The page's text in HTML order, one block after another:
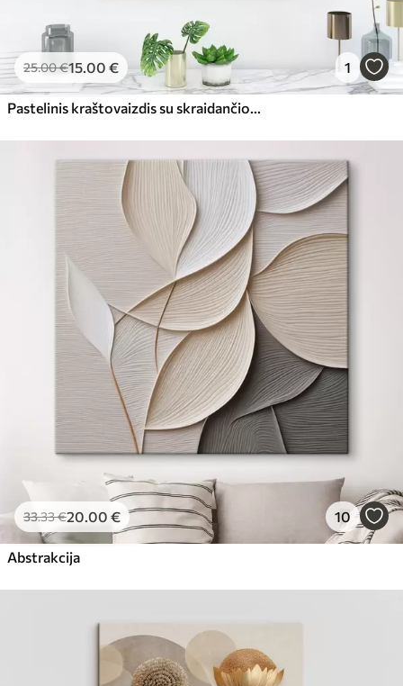
25.00€15.00 € 1
Pastelinis kraštovaizdis su skraidančiomis meldinėmis žuvimis
33.33€20.00 € 10
Abstrakcija